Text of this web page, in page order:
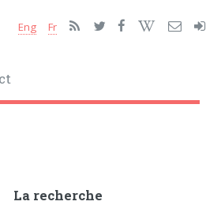
Eng Fr
La recherche